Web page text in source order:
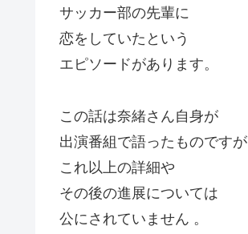
サッカー部の先輩に
恋をしていたという
エピソードがあります。
この話は奈緒さん自身が
出演番組で語ったものですが
これ以上の詳細や
その後の進展については
公にされていません 。